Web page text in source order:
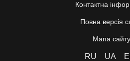
Контактна
Повна версія
Мапа сайту
RU UA